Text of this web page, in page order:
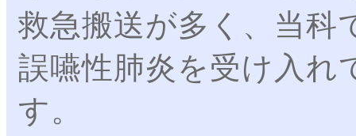
救急搬送が多く、当科
誤嚥性肺炎を受け入れ
す。